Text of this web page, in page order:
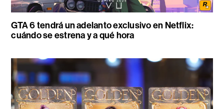
GTA 6 tendrá un adelanto exclusivo en Netflix:
cuándo se estrena y a qué hora